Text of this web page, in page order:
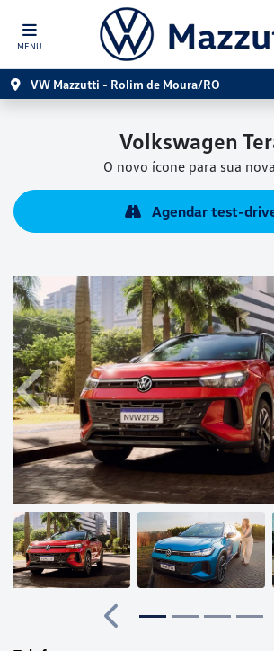
MENU
VW Mazzutti - Rolim de Moura/RO
Volkswagen
O novo ícone para sua
Agendar test-
Anterior
Anterior